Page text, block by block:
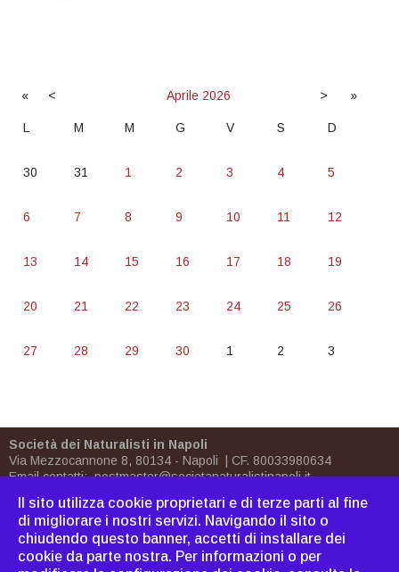
« < Aprile 2026 > »
L M M G V S D
30 31 1 2 3 4 5
6 7 8 9 10 11 12
13 14 15 16 17 18 19
20 21 22 23 24 25 26
27 28 29 30 1 2 3
Società dei Naturalisti in Napoli
Via Mezzocannone 8, 80134 - Napoli | CF. 80033980634
Email contatti:postmaster@societanaturalistinapoli.it
PEC
postmaster@pec.societanaturalistinapoli.it
Come associarsi|Dove
siamo| Bornh | Cavoliniana|Sitemap|Webmaster
Il sito utilizza cookie proprietari e di terze parti al fine
di migliorare i nostri servizi. Navigando il sito o
chiudendo questo banner, accetti di installare dei
cookie da parte nostra. Per informazioni o per